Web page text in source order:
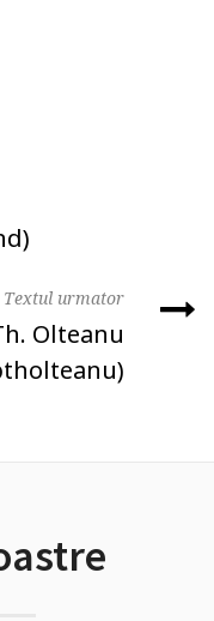
Textul urmator
Olteanu